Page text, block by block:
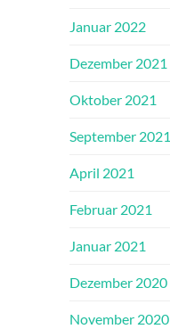
Januar 2022
Dezember 2021
Oktober 2021
September 2021
April 2021
Februar 2021
Januar 2021
Dezember 2020
November 2020